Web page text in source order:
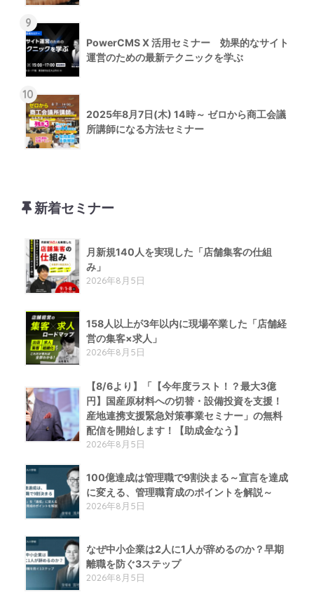
9
PowerCMS X 活用セミナー 効果的なサイト
運営のための最新テクニックを学ぶ
10
2025年8月7日(木) 14時～ ゼロから商工会議
所講師になる方法セミナー
新着セミナー
月新規140人を実現した「店舗集客の仕組
み」
2026年8月5日
158人以上が3年以内に現場卒業した「店舗経
営の集客×求人」
2026年8月5日
【8/6より】「【今年度ラスト！？最大3億
円】国産原材料への切替・設備投資を支援！
産地連携支援緊急対策事業セミナー」の無料
配信を開始します！【助成金なう】
2026年8月5日
100億達成は管理職で9割決まる～宣言を達成
に変える、管理職育成のポイントを解説～
2026年8月5日
なぜ中小企業は2人に1人が辞めるのか？早期
離職を防ぐ3ステップ
2026年8月5日